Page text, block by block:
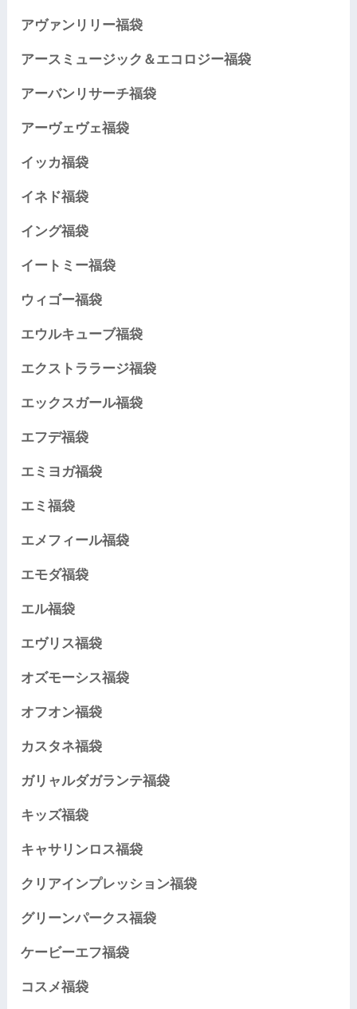
アヴァンリリー福袋
アースミュージック＆エコロジー福袋
アーバンリサーチ福袋
アーヴェヴェ福袋
イッカ福袋
イネド福袋
イング福袋
イートミー福袋
ウィゴー福袋
エウルキューブ福袋
エクストララージ福袋
エックスガール福袋
エフデ福袋
エミヨガ福袋
エミ福袋
エメフィール福袋
エモダ福袋
エル福袋
エヴリス福袋
オズモーシス福袋
オフオン福袋
カスタネ福袋
ガリャルダガランテ福袋
キッズ福袋
キャサリンロス福袋
クリアインプレッション福袋
グリーンパークス福袋
ケービーエフ福袋
コスメ福袋